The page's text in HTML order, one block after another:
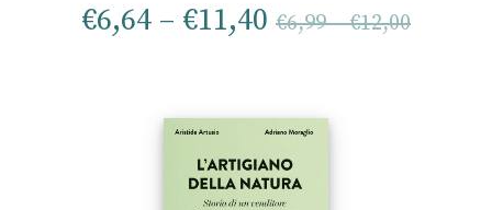
€6,64 – €11,40 €6,99–€12,00